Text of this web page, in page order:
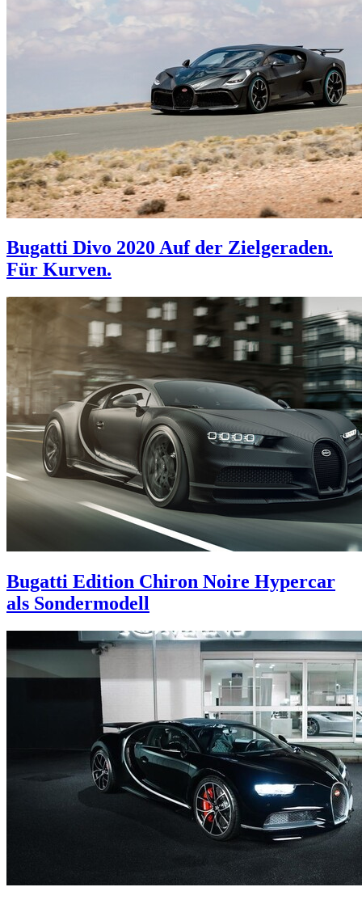
Bugatti Divo 2020 Auf der Zielgeraden.
Für Kurven.
Bugatti Edition Chiron Noire Hypercar
als Sondermodell